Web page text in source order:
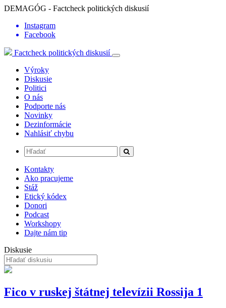
DEMAGÓG - Factcheck politických diskusií
Instagram
Facebook
Factcheck politických diskusií
Výroky
Diskusie
Politici
O nás
Podporte nás
Novinky
Dezinformácie
Nahlásiť chybu
Kontakty
Ako pracujeme
Stáž
Etický kódex
Donori
Podcast
Workshopy
Dajte nám tip
Diskusie
Fico v ruskej štátnej televízii Rossija 1